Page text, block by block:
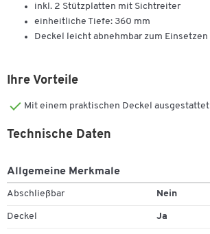
inkl. 2 Stützplatten mit Sichtreiter
einheitliche Tiefe: 360 mm
Deckel leicht abnehmbar zum Einsetzen
Ihre Vorteile
Mit einem praktischen Deckel ausgestattet
Technische Daten
Allgemeine Merkmale
Abschließbar Nein
Deckel Ja